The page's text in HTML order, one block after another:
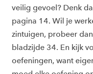
veilig gevoel? Denk
pagina 14. Wil je
zintuigen, probeer
bladzijde 34. En kijk
oefeningen, want